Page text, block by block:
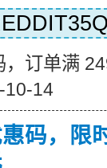
订单满
10-14
码，限